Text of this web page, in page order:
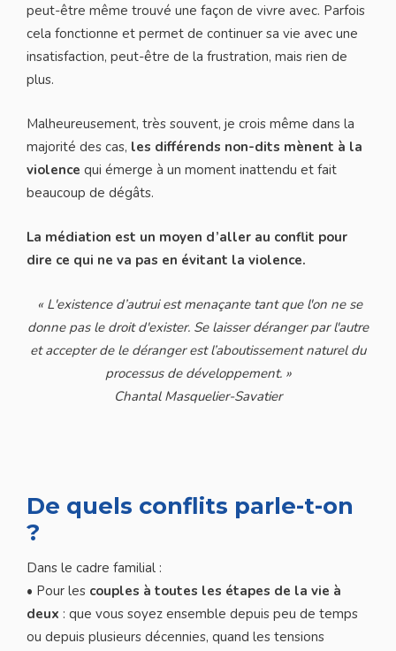
peut-être même trouvé une façon de vivre avec. Parfois
cela fonctionne et permet de continuer sa vie avec une
insatisfaction, peut-être de la frustration, mais rien de
plus.
Malheureusement, très souvent, je crois même dans la
majorité des cas, les différends non-dits mènent à la
violence qui émerge à un moment inattendu et fait
beaucoup de dégâts.
La médiation est un moyen d’aller au conflit pour
dire ce qui ne va pas en évitant la violence.
« L'existence d’autrui est menaçante tant que l'on ne se
donne pas le droit d'exister. Se laisser déranger par l'autre
et accepter de le déranger est l’aboutissement naturel du
processus de développement. »
Chantal Masquelier-Savatier
De quels conflits parle-t-on
?
Dans le cadre familial :
• Pour les couples à toutes les étapes de la vie à
deux : que vous soyez ensemble depuis peu de temps
ou depuis plusieurs décennies, quand les tensions